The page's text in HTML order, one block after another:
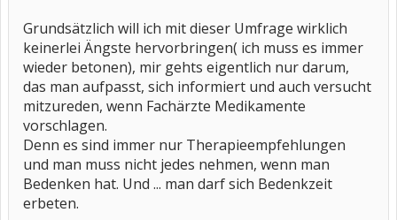
Grundsätzlich will ich mit dieser Umfrage wirklich
keinerlei Ängste hervorbringen( ich muss es immer
wieder betonen), mir gehts eigentlich nur darum,
das man aufpasst, sich informiert und auch versucht
mitzureden, wenn Fachärzte Medikamente
vorschlagen.
Denn es sind immer nur Therapieempfehlungen
und man muss nicht jedes nehmen, wenn man
Bedenken hat. Und ... man darf sich Bedenkzeit
erbeten.